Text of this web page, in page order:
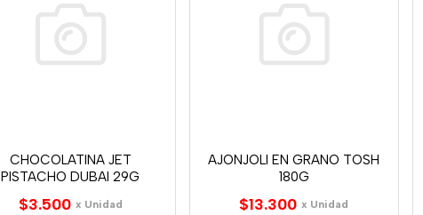
CHOCOLATINA JET
PISTACHO DUBAI 29G
$3.500 x Unidad
AJONJOLI EN GRANO TOSH
180G
$13.300 x Unidad